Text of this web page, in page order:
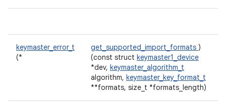
keymaster_error_t
(*
get_supported_import_formats )
(const struct keymaster1_device
*dev, keymaster_algorithm_t
algorithm, keymaster_key_format_t
**formats, size_t *formats_length)